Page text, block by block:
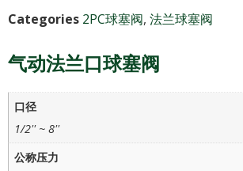
Categories 2PC球塞阀, 法兰球塞阀
气动法兰口球塞阀
口径
1/2'' ~ 8''
公称压力